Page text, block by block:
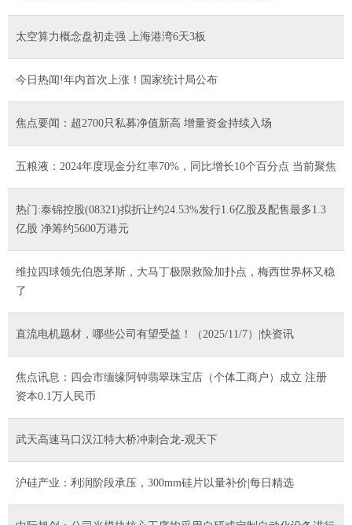
太空算力概念盘初走强 上海港湾6天3板
今日热闻!年内首次上涨！国家统计局公布
焦点要闻：超2700只私募净值新高 增量资金持续入场
五粮液：2024年度现金分红率70%，同比增长10个百分点 当前聚焦
热门:泰锦控股(08321)拟折让约24.53%发行1.6亿股及配售最多1.3
亿股 净筹约5600万港元
维拉四球领先伯恩茅斯，大马丁极限救险加扑点，梅西世界杯又稳
了
直流电机题材，哪些公司有望受益！（2025/11/7）|快资讯
焦点讯息：四会市缅缘阿钟翡翠珠宝店（个体工商户）成立 注册
资本0.1万人民币
武天高速马口汉江特大桥冲刺合龙-观天下
沪硅产业：利润阶段承压，300mm硅片以量补价|每日精选